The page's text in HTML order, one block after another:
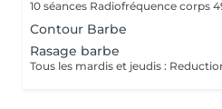
Contour Barbe
Rasage barbe
Tous les mardis et jeudis :